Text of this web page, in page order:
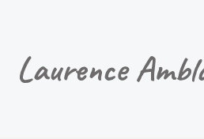
Laurence